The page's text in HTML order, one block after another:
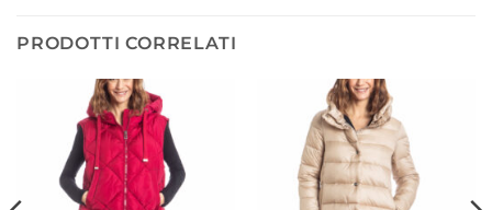
PRODOTTI CORRELATI